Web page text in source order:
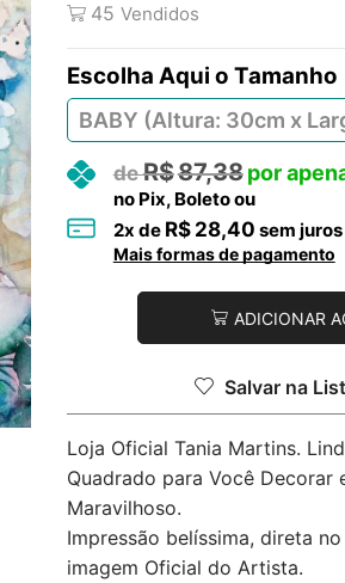
45 Vendidos
Tamanho
R$87,38
no Pix, Boleto ou
2x de R$ 28,40 sem
Mais formas de pagamento
ADICIONAR
Salvar na
Loja Oficial Tania Martins.
Quadrado para Você Decorar
Maravilhoso.
Impressão belíssima, direta
imagem Oficial do Artista.